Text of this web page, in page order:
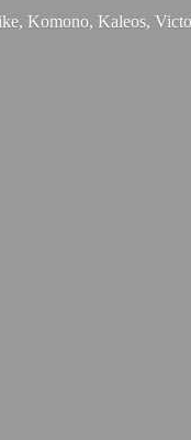
Komono, Kaleos,